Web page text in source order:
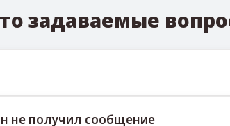
задаваемые
получать актуальную базу
не получил сообщение